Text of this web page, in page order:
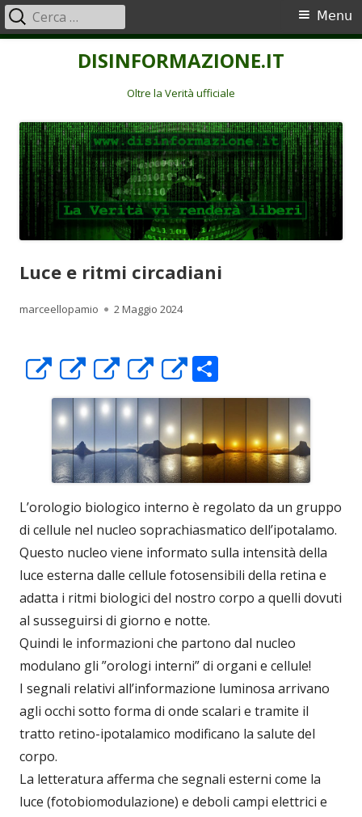
DISINFORMAZIONE.IT
Oltre la Verità ufficiale
Menu
principale
Menu
Ricerca
per:
Luce e ritmi circadiani
Autore
marceellopamio Pubblicato
2 Maggio 2024
Apre
in
una
nuova
finestra
Apre
in
una
nuova
finestra
Apre
in
una
nuova
finestra
Apre
in
una
nuova
finestra
Apre
in
una
nuova
finestra
o
n
di
vi
di
L’orologio biologico interno è regolato da un gruppo
di cellule nel nucleo soprachiasmatico dell’ipotalamo.
Questo nucleo viene informato sulla intensità della
luce esterna dalle cellule fotosensibili della retina e
adatta i ritmi biologici del nostro corpo a quelli dovuti
al susseguirsi di giorno e notte.
Quindi le informazioni che partono dal nucleo
modulano gli ”orologi interni” di organi e cellule!
I segnali relativi all’informazione luminosa arrivano
agli occhi sotto forma di onde scalari e tramite il
tratto retino-ipotalamico modificano la salute del
corpo.
La letteratura afferma che segnali esterni come la
luce (fotobiomodulazione) e deboli campi elettrici e